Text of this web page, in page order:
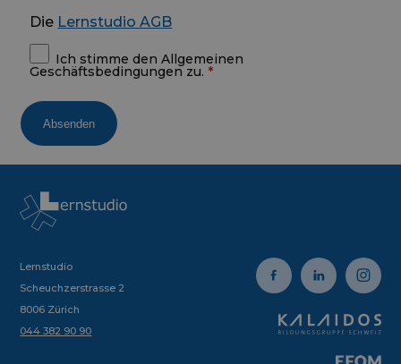
Die Lernstudio AGB
Ich stimme den Allgemeinen
Geschäftsbedingungen zu.
Absenden
Lernstudio
Scheuchzerstrasse 2
8006 Zürich
044 382 90 90